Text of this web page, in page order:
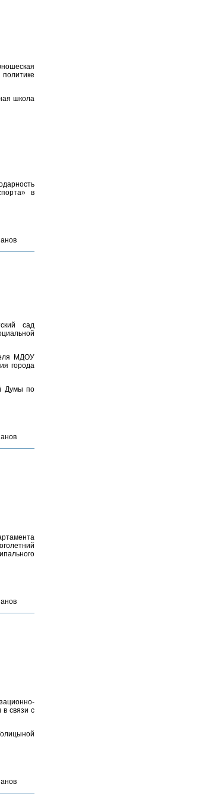
школа
в
сад
МДОУ
города
Думы по
в связи с